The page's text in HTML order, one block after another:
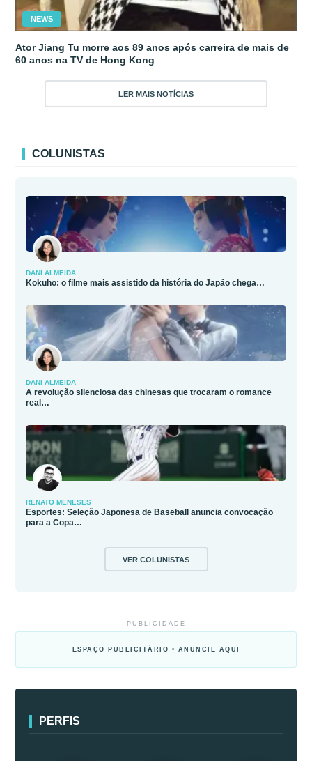
NEWS
Ator Jiang Tu morre aos 89 anos após carreira de mais de
60 anos na TV de Hong Kong
LER MAIS NOTÍCIAS
COLUNISTAS
DANI ALMEIDA
Kokuho: o filme mais assistido da história do Japão chega…
DANI ALMEIDA
A revolução silenciosa das chinesas que trocaram o romance
real…
RENATO MENESES
Esportes: Seleção Japonesa de Baseball anuncia convocação
para a Copa…
VER COLUNISTAS
PUBLICIDADE
ESPAÇO PUBLICITÁRIO • ANUNCIE AQUI
PERFIS